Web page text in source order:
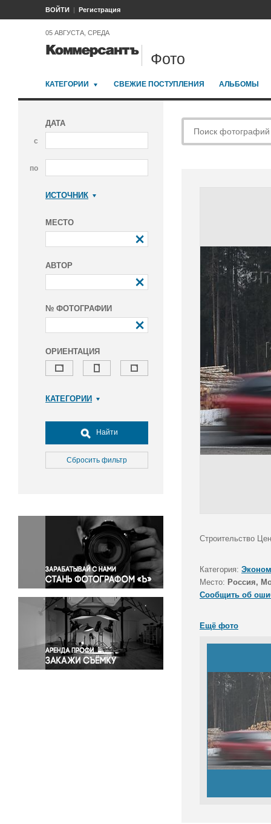
ВОЙТИ Регистрация
05 АВГУСТА, СРЕДА
Фото
КАТЕГОРИИ СВЕЖИЕ ПОСТУПЛЕНИЯ АЛЬБОМЫ
ДАТА
с
по
ИСТОЧНИК
МЕСТО
АВТОР
№ ФОТОГРАФИИ
ОРИЕНТАЦИЯ
КАТЕГОРИИ
Досуг, туризм и отдых
Культура
Медицина
Окружающая среда
Политика
Правосудие
Происшествия и конфликты
Религия
Светская жизнь
Спорт
Экология
Экономика и бизнес
Найти
Сбросить фильтр
Строительство
Категория:
Место: Россия,
Сообщить об
Ещё фото